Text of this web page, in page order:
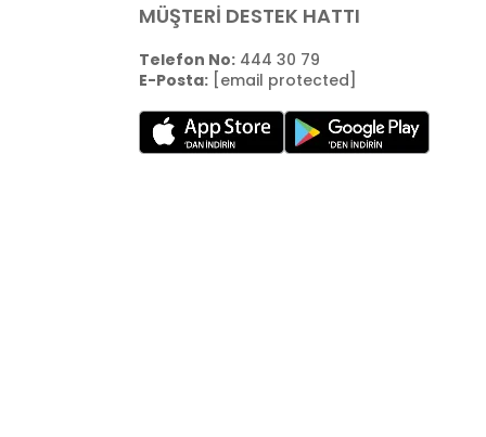
MÜŞTERİ DESTEK HATTI
Telefon No:444 30 79
E-Posta: [email protected]